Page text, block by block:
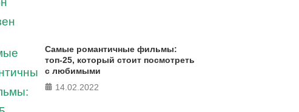
Самые романтичные фильмы:
топ-25, который стоит посмотреть
с любимыми
14.02.2022